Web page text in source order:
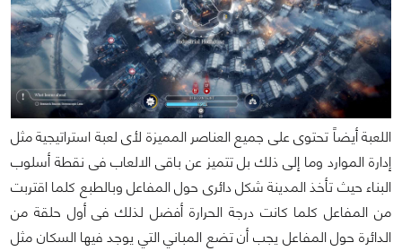
اللعبة أيضاً تحتوى على جميع العناصر المميزة لأى لعبة استراتيجية مثل
إدارة الموارد وما إلى ذلك بل تتميز عن باقى الالعاب فى نقطة أسلوب
البناء حيث تأخذ المدينة شكل دائرى حول المفاعل وبالطبع كلما اقتربت
من المفاعل كلما كانت درجة الحرارة أفضل لذلك فى أول حلقة من
الدائرة حول المفاعل يجب أن تضع المباني التي يوجد فيها السكان مثل